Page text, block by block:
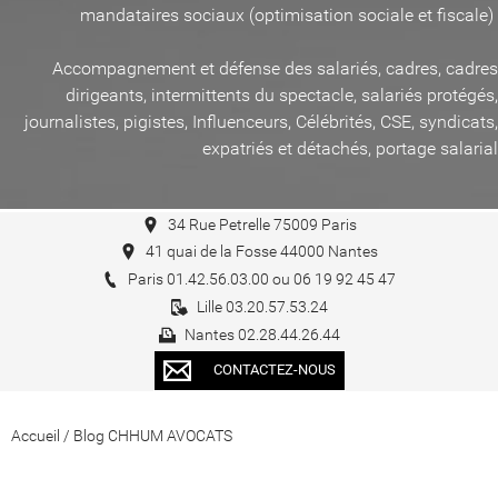
mandataires sociaux (optimisation sociale et fiscale)
Accompagnement et défense des salariés, cadres, cadres
dirigeants, intermittents du spectacle, salariés protégés,
journalistes, pigistes, Influenceurs, Célébrités, CSE, syndicats,
expatriés et détachés, portage salarial
34 Rue Petrelle 75009 Paris
41 quai de la Fosse 44000 Nantes
Paris 01.42.56.03.00 ou 06 19 92 45 47
Lille 03.20.57.53.24
Nantes 02.28.44.26.44
CONTACTEZ-NOUS
Accueil / Blog CHHUM AVOCATS